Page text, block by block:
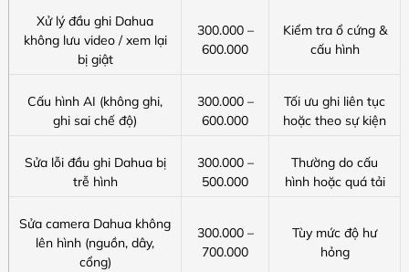
Xử lý đầu ghi Dahua
không lưu video / xem lại
bị giật
300.000 –
600.000
Kiểm tra ổ cứng &
cấu hình
Cấu hình AI (không ghi,
ghi sai chế độ)
300.000 –
600.000
Tối ưu ghi liên tục
hoặc theo sự kiện
Sửa lỗi đầu ghi Dahua bị
trễ hình
300.000 –
500.000
Thường do cấu
hình hoặc quá tải
Sửa camera Dahua không
lên hình (nguồn, dây,
cổng)
300.000 –
700.000
Tùy mức độ hư
hỏng